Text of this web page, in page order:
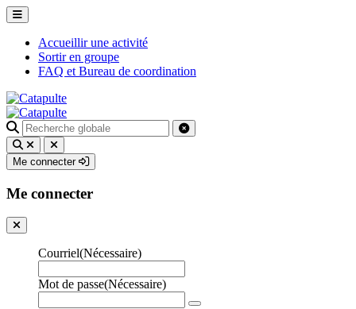
Accueillir une activité
Sortir en groupe
FAQ et Bureau de coordination
Recherche
pour
:
Me connecter
Me connecter
Courriel(Nécessaire)
Mot de passe(Nécessaire)